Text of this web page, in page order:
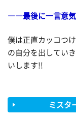
――最後に一言意気
僕は正直カッコつ
の自分を出してい
いします!!
ミスタ